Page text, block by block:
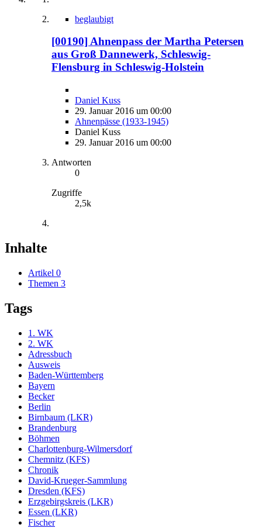
beglaubigt
[00190] Ahnenpass der Martha Petersen
aus Groß Dannewerk, Schleswig-
Flensburg in Schleswig-Holstein
Daniel Kuss
29. Januar 2016 um 00:00
Ahnenpässe (1933-1945)
Daniel Kuss
29. Januar 2016 um 00:00
Antworten
0
Zugriffe
2,5k
Inhalte
Artikel 0
Themen 3
Tags
1. WK
2. WK
Adressbuch
Ausweis
Baden-Württemberg
Bayern
Becker
Berlin
Birnbaum (LKR)
Brandenburg
Böhmen
Charlottenburg-Wilmersdorf
Chemnitz (KFS)
Chronik
David-Krueger-Sammlung
Dresden (KFS)
Erzgebirgskreis (LKR)
Essen (LKR)
Fischer